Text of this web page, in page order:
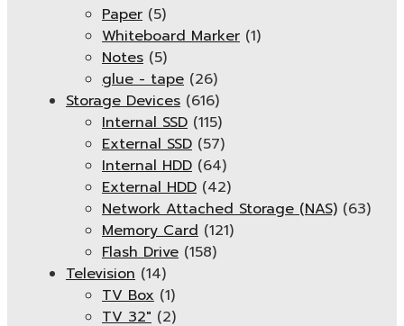
Paper (5)
Whiteboard Marker (1)
Notes (5)
glue - tape (26)
Storage Devices (616)
Internal SSD (115)
External SSD (57)
Internal HDD (64)
External HDD (42)
Network Attached Storage (NAS) (63)
Memory Card (121)
Flash Drive (158)
Television (14)
TV Box (1)
TV 32" (2)